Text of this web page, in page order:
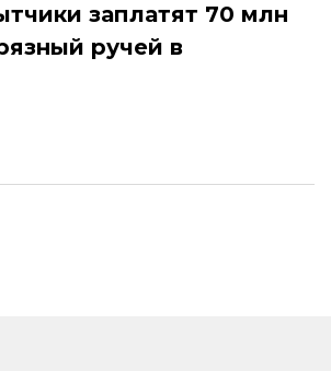
заплатят 70 млн
ручей в